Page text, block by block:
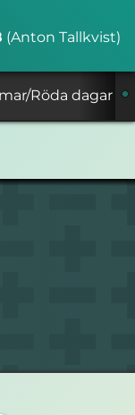
(Anton Tallkvist)
Röda dagar